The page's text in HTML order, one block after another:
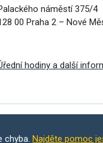
náměstí 375/4
00 Praha 2 – Nové
hodiny a další
chyba.Najděte pomoc